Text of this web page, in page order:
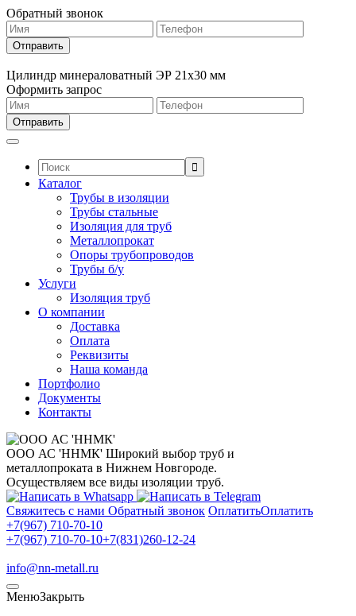
Обратный звонок
Цилиндр минераловатный ЭР 21х30 мм
Оформить запрос
Поиск:
Каталог
Трубы в изоляции
Трубы стальные
Изоляция для труб
Металлопрокат
Опоры трубопроводов
Трубы б/у
Услуги
Изоляция труб
О компании
Доставка
Оплата
Реквизиты
Наша команда
Портфолио
Документы
Контакты
ООО АС 'ННМК' Широкий выбор труб и
металлопроката в Нижнем Новгороде.
Осуществляем все виды изоляции труб.
Свяжитесь с нами Обратный звонок ОплатитьОплатить
+7(967) 710-70-10
+7(967) 710-70-10+7(831)260-12-24
info@nn-metall.ru
МенюЗакрыть